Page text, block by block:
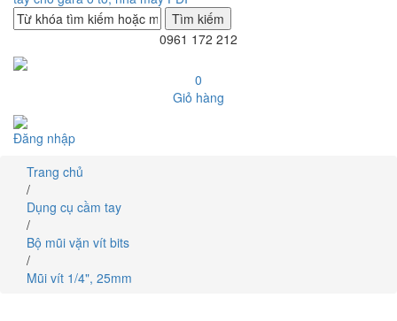
0961 172 212
0
Giỏ hàng
Đăng nhập
Trang chủ
/
Dụng cụ cầm tay
/
Bộ mũi vặn vít bits
/
Mũi vít 1/4", 25mm